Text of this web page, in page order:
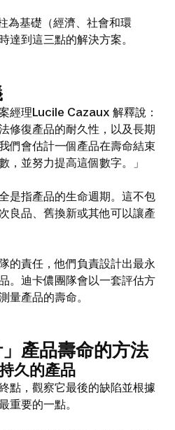
為基礎（經濟、社會和環
達到這三點的解決方案。
經理Lucile Cazaux 解釋說：
修復產品的耐久性，以及長期
們會估計一個產品在壽命結束
，並努力提高這個數字。」
是指產品的生命週期。這不包
良品、舊換新或其他可以讓產
的責任，他們負責設計出最永
。迪卡儂團隊會以一套評估方
量產品的壽命。
產品壽命的方法
久的產品
點，觀察它最後的缺陷並根據
重要的一點。